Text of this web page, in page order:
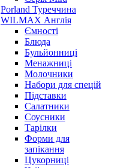
Porland Туреччина
WILMAX Англія
Ємності
Блюда
Бульйонниці
Менажниці
Молочники
Набори для спецій
Підставки
Салатники
Соусники
Тарілки
Форми для
запікання
Цукорниці